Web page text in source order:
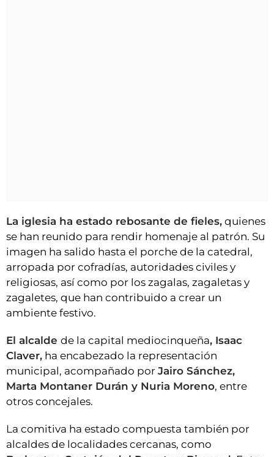
La iglesia ha estado rebosante de fieles, quienes
se han reunido para rendir homenaje al patrón. Su
imagen ha salido hasta el porche de la catedral,
arropada por cofradías, autoridades civiles y
religiosas, así como por los zagalas, zagaletas y
zagaletes, que han contribuido a crear un
ambiente festivo.
El alcalde de la capital mediocinqueña, Isaac
Claver, ha encabezado la representación
municipal, acompañado por Jairo Sánchez,
Marta Montaner Durán y Nuria Moreno, entre
otros concejales.
La comitiva ha estado compuesta también por
alcaldes de localidades cercanas, como